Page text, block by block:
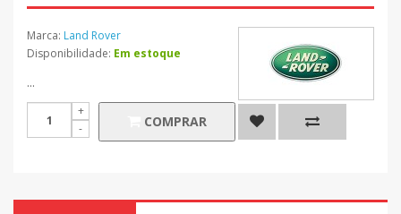
Marca: Land Rover
Disponibilidade: Em estoque
...
COMPRAR